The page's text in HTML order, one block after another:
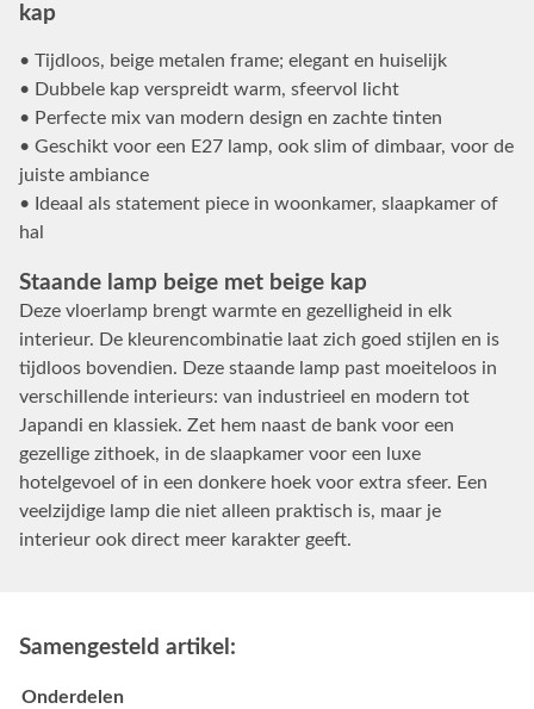
kap
• Tijdloos, beige metalen frame; elegant en huiselijk
• Dubbele kap verspreidt warm, sfeervol licht
• Perfecte mix van modern design en zachte tinten
• Geschikt voor een E27 lamp, ook slim of dimbaar, voor de
juiste ambiance
• Ideaal als statement piece in woonkamer, slaapkamer of
hal
Staande lamp beige met beige kap
Deze vloerlamp brengt warmte en gezelligheid in elk
interieur. De kleurencombinatie laat zich goed stijlen en is
tijdloos bovendien. Deze staande lamp past moeiteloos in
verschillende interieurs: van industrieel en modern tot
Japandi en klassiek. Zet hem naast de bank voor een
gezellige zithoek, in de slaapkamer voor een luxe
hotelgevoel of in een donkere hoek voor extra sfeer. Een
veelzijdige lamp die niet alleen praktisch is, maar je
interieur ook direct meer karakter geeft.
Samengesteld artikel:
Onderdelen